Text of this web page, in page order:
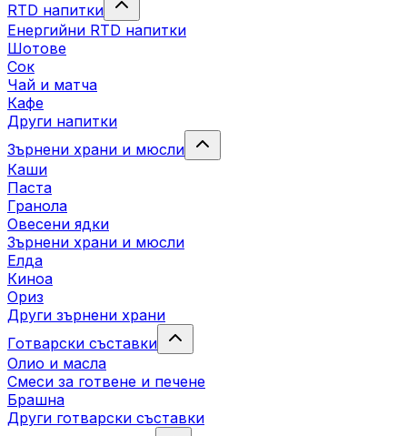
RTD напитки
Енергийни RTD напитки
Шотове
Сок
Чай и матча
Кафе
Други напитки
Зърнени храни и мюсли
Каши
Паста
Гранола
Овесени ядки
Зърнени храни и мюсли
Елда
Киноа
Ориз
Други зърнени храни
Готварски съставки
Олио и масла
Смеси за готвене и печене
Брашна
Други готварски съставки